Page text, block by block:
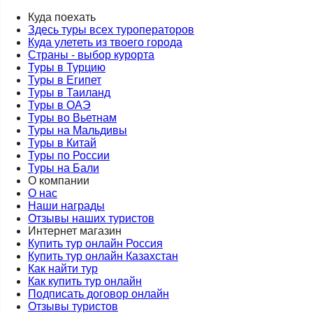
Куда поехать
Здесь туры всех туроператоров
Куда улететь из твоего города
Страны - выбор курорта
Туры в Турцию
Туры в Египет
Туры в Таиланд
Туры в ОАЭ
Туры во Вьетнам
Туры на Мальдивы
Туры в Китай
Туры по России
Туры на Бали
О компании
О нас
Наши награды
Отзывы наших туристов
Интернет магазин
Купить тур онлайн Россия
Купить тур онлайн Казахстан
Как найти тур
Как купить тур онлайн
Подписать договор онлайн
Отзывы туристов